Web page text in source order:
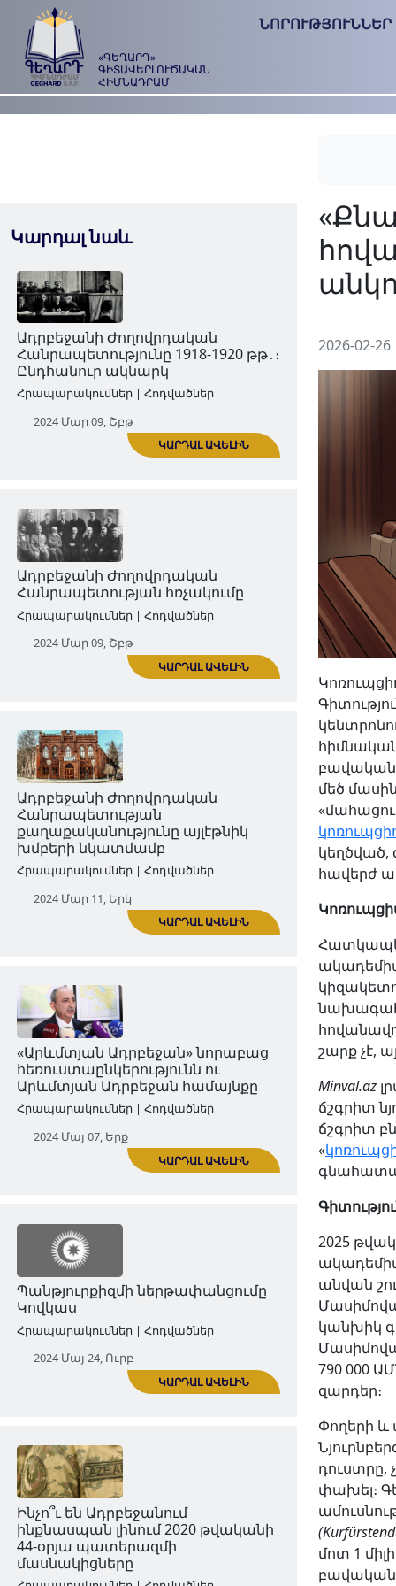
«ԳԵՂԱՐԴ»
ԳԻՏԱՎԵՐԼՈՒԾԱԿԱՆ
ՀԻՄՆԱԴՐԱՄ
ՆՈՐՈՒԹՅՈՒՆՆԵՐ
Կարդալ նաև
Ադրբեջանի Ժողովրդական
Հանրապետությունը 1918-1920 թթ․։
Ընդհանուր ակնարկ
2024 Մար 09, Շբթ
ԿԱՐԴԱԼ ԱՎԵԼԻՆ
Հանրապետության հռչակումը
Հրապարակումներ | Հոդվածներ
2024 Մար 09, Շբթ
ԿԱՐԴԱԼ ԱՎԵԼԻՆ
Ադրբեջանի Ժողովրդական
Հանրապետության
քաղաքականությունը այլէթնիկ
խմբերի նկատմամբ
Հրապարակումներ | Հոդվածներ
ԿԱՐԴԱԼ ԱՎԵԼԻՆ
«Արևմտյան Ադրբեջան» նորաբաց
հեռուստաընկերությունն ու
Արևմտյան Ադրբեջան համայնքը
Հրապարակումներ | Հոդվածներ
2026-02-26
մեծ
«մահացու
կեղծված,
հավերժ
շարք չէ,
Minval.az
ճշգրիտ
ճշգրիտ
«
2025
անվան
կանխիկ
790 000
զարդեր։
Փողերի
դուստրը,
փախել։
մոտ 1
բավական